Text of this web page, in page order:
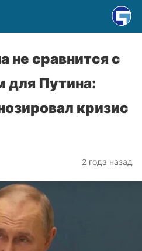
не сравнится с
для Путина:
кризис
2 года назад